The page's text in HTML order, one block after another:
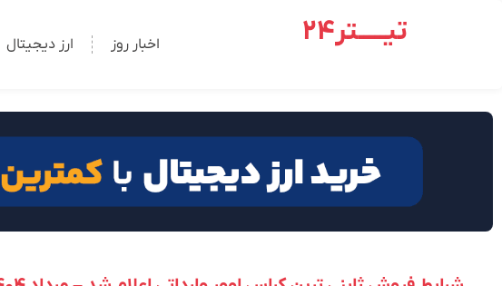
تیـــــتر24 اخبار روز ارز دیجیتال